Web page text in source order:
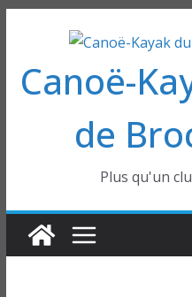
contenu
Canoë-
de
Plus qu'un